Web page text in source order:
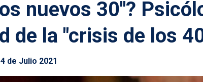
nuevos 30"?
de la "crisis de los
de Julio 2021